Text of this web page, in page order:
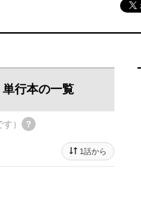
単行本の一覧
）
1話から